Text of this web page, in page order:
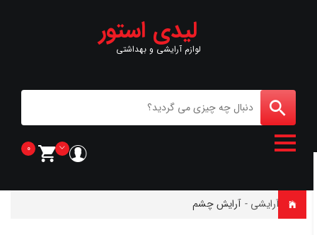
لیدی استور
لوازم آرایشی و بهداشتی
0
خانه آرایشی - آرایش چشم